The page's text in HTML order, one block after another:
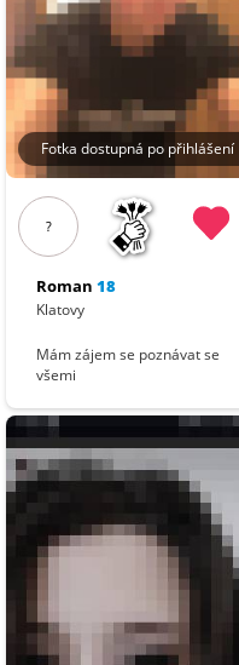
Fotka dostupná po přihlášení
?
Roman 18
Klatovy
Mám zájem se poznávat se
všemi